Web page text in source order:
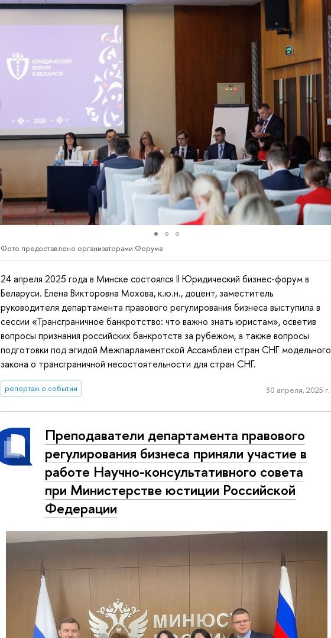
Фото предоставлено организаторами Форума
24 апреля 2025 года в Минске состоялся II Юридический бизнес-форум в
Беларуси. Елена Викторовна Мохова, к.ю.н., доцент, заместитель
руководителя департамента правового регулирования бизнеса выступила в
сессии «Трансграничное банкротство: что важно знать юристам», осветив
вопросы признания российских банкротств за рубежом, а также вопросы
подготовки под эгидой Межпарламентской Ассамблеи стран СНГ модельного
закона о трансграничной несостоятельности для стран СНГ.
репортаж о событии 30 апреля, 2025 г.
Преподаватели департамента правового
регулирования бизнеса приняли участие в
работе Научно-консультативного совета
при Министерстве юстиции Российской
Федерации